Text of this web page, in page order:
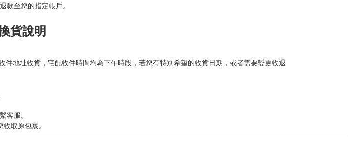
款至您的指定帳戶。
貨說明
地址收貨，宅配收件時間均為下午時段，若您有特別希望的收貨日期，或者需要變更收退
客服。
取原包裹。